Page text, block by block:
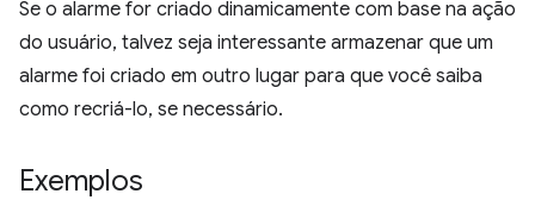
Se o alarme for criado dinamicamente com base na ação
do usuário, talvez seja interessante armazenar que um
alarme foi criado em outro lugar para que você saiba
como recriá-lo, se necessário.
Exemplos